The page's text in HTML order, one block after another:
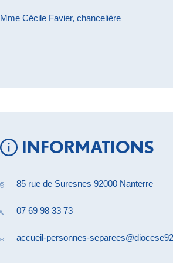
Mme Cécile Favier, chancelière
INFORMATIONS
85 rue de Suresnes 92000 Nanterre
07 69 98 33 73
accueil-personnes-